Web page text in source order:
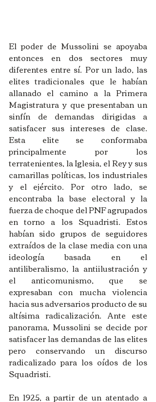
El poder de Mussolini se apoyaba
entonces en dos sectores muy
diferentes entre sí. Por un lado, las
elites tradicionales que le habían
allanado el camino a la Primera
Magistratura y que presentaban un
sinfín de demandas dirigidas a
satisfacer sus intereses de clase.
Esta elite se conformaba
principalmente por los
terratenientes, la Iglesia, el Rey y sus
camarillas políticas, los industriales
y el ejército. Por otro lado, se
encontraba la base electoral y la
fuerza de choque del PNF agrupados
en torno a los Squadristi. Estos
habían sido grupos de seguidores
extraídos de la clase media con una
ideología basada en el
antiliberalismo, la antiilustración y
el anticomunismo, que se
expresaban con mucha violencia
hacia sus adversarios producto de su
altísima radicalización. Ante este
panorama, Mussolini se decide por
satisfacer las demandas de las elites
pero conservando un discurso
radicalizado para los oídos de los
Squadristi.
En 1925, a partir de un atentado a